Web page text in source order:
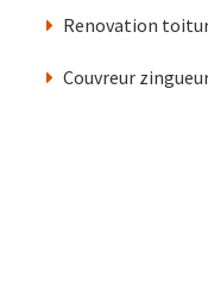
Renovation
Couvreur